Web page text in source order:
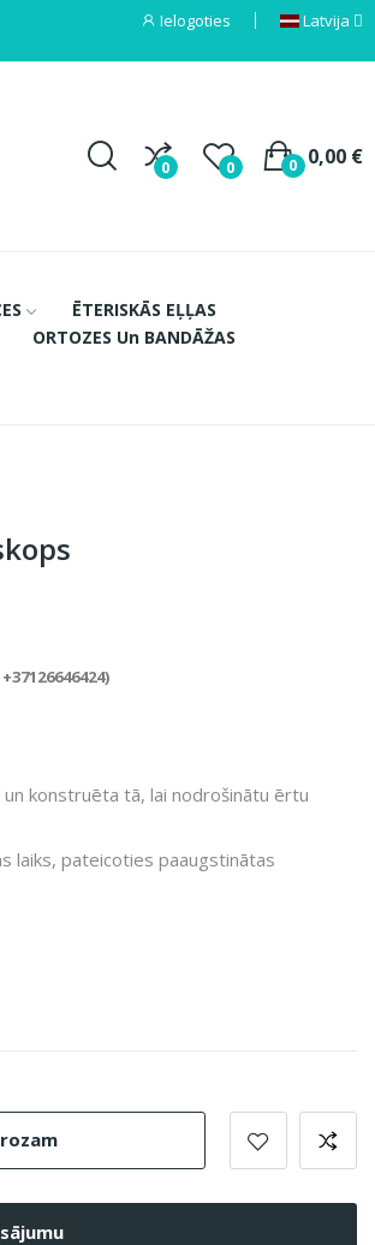
Ielogoties Latvija
0 0 0,00 €
0
ĒTERISKĀS EĻĻAS
ORTOZES Un BANDĀŽAS
konstruēta tā, lai nodrošinātu ērtu
laiks, pateicoties paaugstinātas